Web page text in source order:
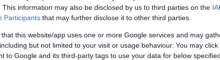
This information may also be disclosed by us to third parties on the
Participants that may further disclose it to other third parties.
that this website/app uses one or more Google services and may
but not limited to your visit or usage behaviour. You may
to Google and its third-party tags to use your data for below
Πολωνό αξιωματούχο, οι ασθενείς που
από τη Μπρατισλάβα και την Πράγα είναι